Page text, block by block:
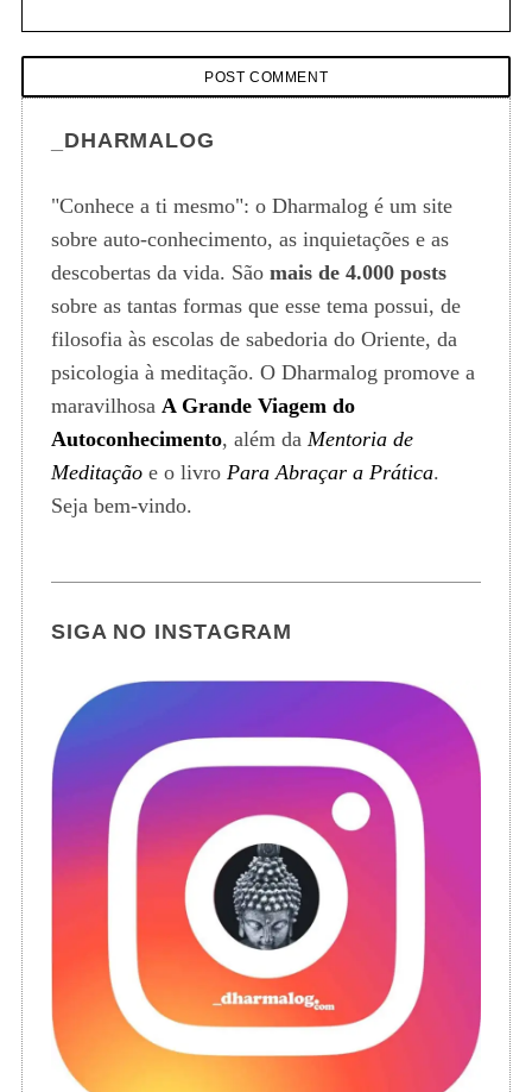
_DHARMALOG
"Conhece a ti mesmo": o Dharmalog é um site
sobre auto-conhecimento, as inquietações e as
descobertas da vida. São mais de 4.000 posts
sobre as tantas formas que esse tema possui, de
filosofia às escolas de sabedoria do Oriente, da
psicologia à meditação. O Dharmalog promove a
maravilhosa A Grande Viagem do
Autoconhecimento, além da Mentoria de
Meditaçãoe o livro Para Abraçar a Prática.
Seja bem-vindo.
SIGA NO INSTAGRAM